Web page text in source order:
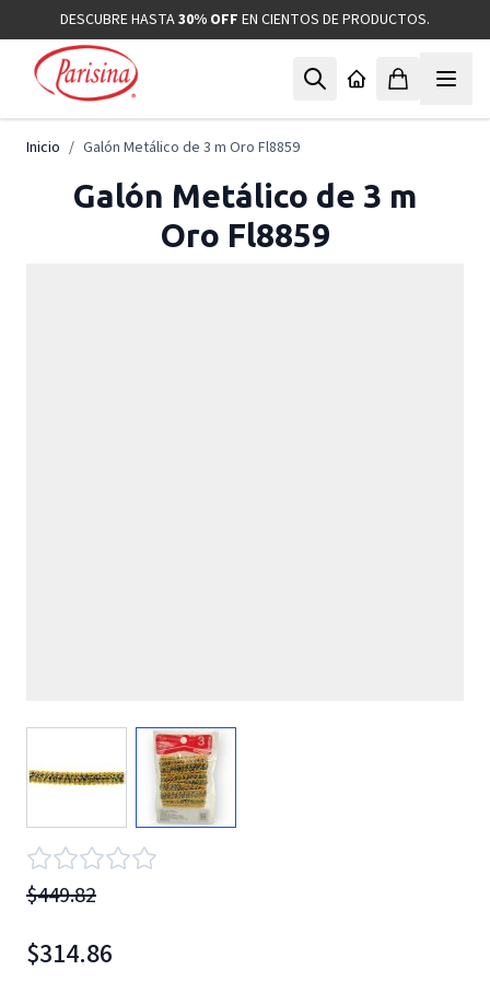
Ir al contenidoDESCUBRE HASTA30% OFF EN CIENTOS DE PRODUCTOS.
Inicio / Galón Metálico de 3 m Oro Fl8859
Galón Metálico de 3 m
Oro Fl8859
View larger imageView larger image
$449.82
$314.86